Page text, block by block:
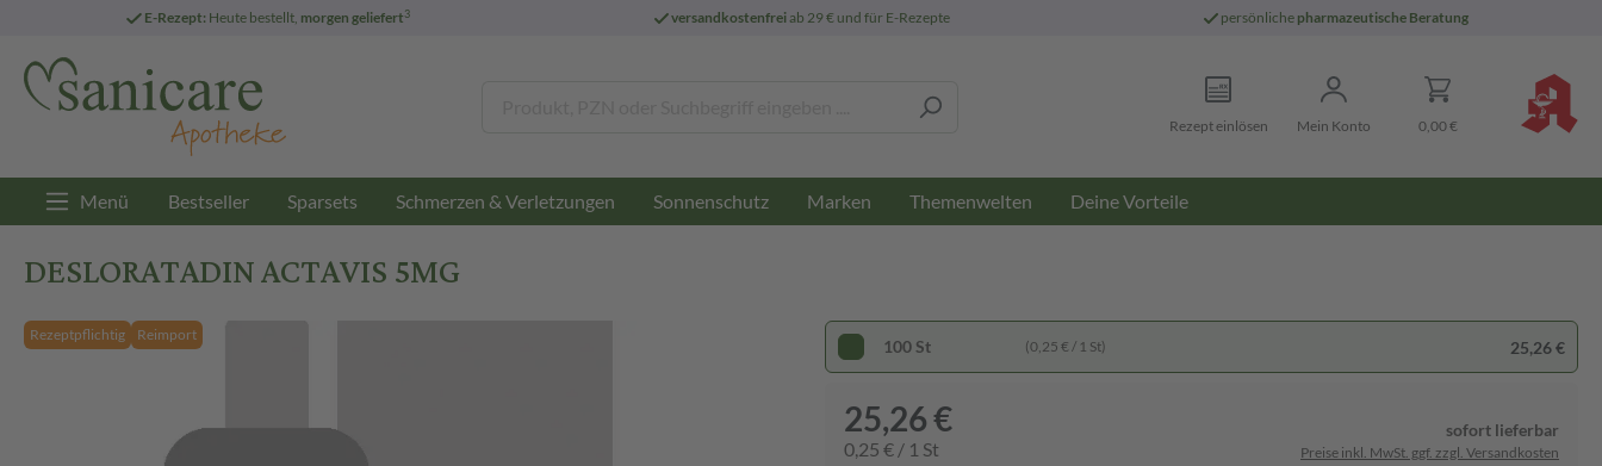
E-Rezept: Heute bestellt, morgen geliefert3 versandkostenfreiab 29 € und für E-Rezepte persönliche pharmazeutische Beratung
Rezept einlösen Mein Konto 0,00 €
Menü Bestseller Sparsets Schmerzen & Verletzungen Sonnenschutz Marken Themenwelten Deine Vorteile
DESLORATADIN ACTAVIS 5MG
Rezeptpflichtig Reimport
100 St (0,25 € / 1 St) 25,26 €
25,26 €
0,25 € / 1 St
sofort lieferbar
Preise inkl. MwSt. ggf. zzgl. Versandkosten